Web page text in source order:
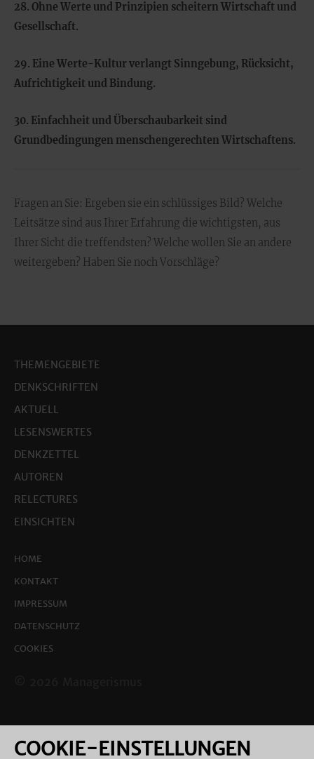
28. Ohne Werte und Prinzipien scheitern Wirtschaft und
Gesellschaft.
29. Eine Werte-Kultur verlangt Sinngebung, Rücksicht,
Aufrichtigkeit und Bindung.
30. Einfachheit und Überschaubarkeit sind
Grundbedingungen menschengerechten Wirtschaftens.
Fragen an Sie: Ergeben sie ein schlüssiges Bild? Welche
Leitsätze sind aus Ihrer Erfahrung die wichtigsten, aus
Ihrer Sicht die treffendsten? Welche wollen Sie an andere
weitergeben? Haben Sie noch Vorschläge?
THEMENGEBIETE
DENKSCHRIFTEN
AKTUELL
LESENSWERTES
DENKZETTEL
AUTOREN
RELECTURES
EINSICHTEN
HOME
KONTAKT
IMPRESSUM
DATENSCHUTZ
COOKIES
COOKIE-EINSTELLUNGEN